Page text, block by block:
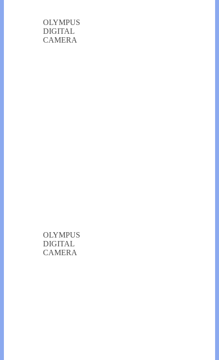
OLYMPUS
DIGITAL
CAMERA
OLYMPUS
DIGITAL
CAMERA